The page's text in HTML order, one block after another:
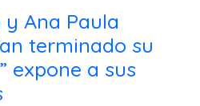
y Ana Paula
terminado su
expone a sus